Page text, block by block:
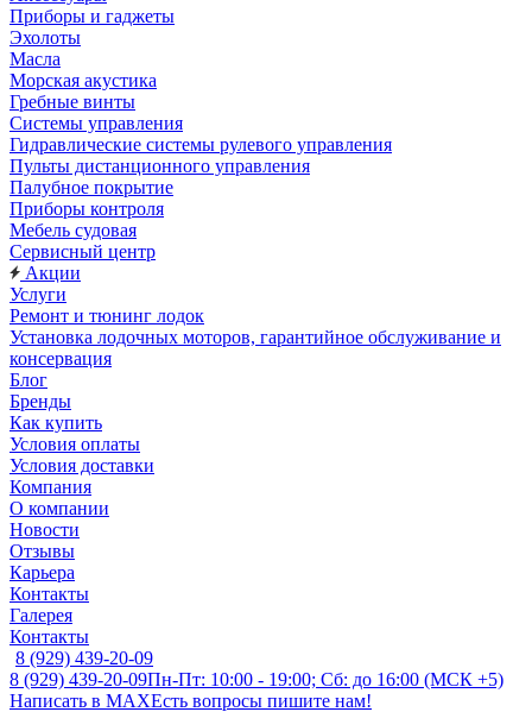
Приборы и гаджеты
Эхолоты
Масла
Морская акустика
Гребные винты
Системы управления
Гидравлические системы рулевого управления
Пульты дистанционного управления
Палубное покрытие
Приборы контроля
Мебель судовая
Сервисный центр
Акции
Услуги
Ремонт и тюнинг лодок
Установка лодочных моторов, гарантийное обслуживание и
консервация
Блог
Бренды
Как купить
Условия оплаты
Условия доставки
Компания
О компании
Новости
Отзывы
Карьера
Контакты
Галерея
Контакты
8 (929) 439-20-09
8 (929) 439-20-09Пн-Пт: 10:00 - 19:00; Сб: до 16:00 (МСК +5)
Написать в MAXЕсть вопросы пишите нам!